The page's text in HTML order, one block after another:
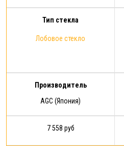
Тип стекла
Лобовое стекло
Производитель
AGC (Япония)
7 558 руб